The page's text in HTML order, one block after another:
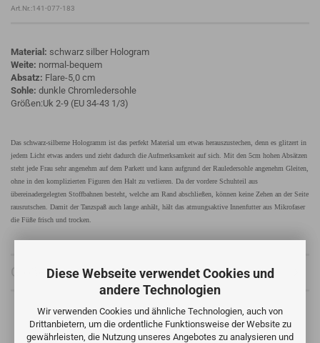
Diese Webseite verwendet Cookies und
andere Technologien
Wir verwenden Cookies und ähnliche Technologien, auch von
Drittanbietern, um die ordentliche Funktionsweise der Website zu
gewährleisten, die Nutzung unseres Angebotes zu analysieren und
Art.Nr.:141-077-183
Material: schwarz silber Hologram
Weite: normal-bequem
Absatz: Flare-5,0 cm
Sohle: dunkle Chromledersohle
Größen:Uk 2-9 (EU 34-43 1/3)
Das schwarz-silberne Hologramm ist das perfekt Material um etwas herauszustechen, denn es glitzert in
jedem Licht etwas anders und zieht dadurch die Aufmerksamkeit auf sich. Mit den 5cm hohen Absätzen
steht jede Frau sehr angenehm auf dem Parkett und kann aufgrund der Rauledersohle angenehm Gleiten,
ohne in den komplizierten Figuren den Halt zu verlieren. Da der vordere Schuhteil aus
übereinadergelegten Stoffbahnen besteht, welche am Rand abschließen, können keine Zehen an der Seite
rausrutschen. Damit der Tanzspaß auch lange anhält, hält das atmungsaktive Innenfutter aus Mikrofaser
die Füße frisch und trocken.
Größentabelle